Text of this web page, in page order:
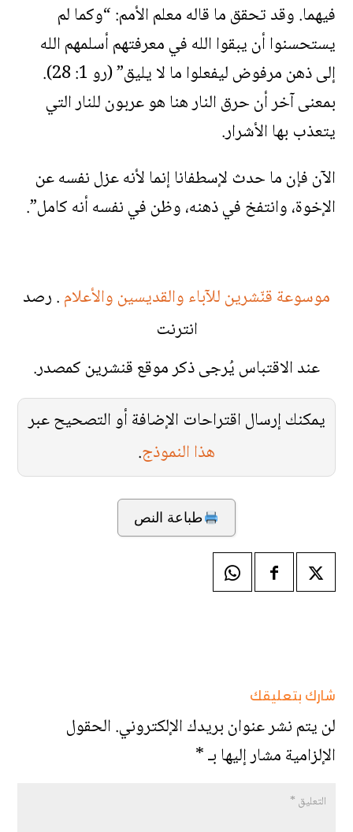
فيهما. وقد تحقق ما قاله معلم الأمم: “وكما لم
يستحسنوا أن يبقوا الله في معرفتهم أسلمهم الله
إلى ذهن مرفوض ليفعلوا ما لا يليق” (رو 1: 28).
بمعنى آخر أن حرق النار هنا هو عربون للنار التي
يتعذب بها الأشرار.
الآن فإن ما حدث لإسطفانا إنما لأنه عزل نفسه عن
الإخوة، وانتفخ في ذهنه، وظن في نفسه أنه كامل”.
موسوعة قنّشرين للآباء والقديسين والأعلام. رصد
انترنت
عند الاقتباس يُرجى ذكر موقع قنشرين كمصدر.
يمكنك إرسال اقتراحات الإضافة أو التصحيح عبر
هذا النموذج.
طباعة النص
شارك بتعليقك
لن يتم نشر عنوان بريدك الإلكتروني.الحقول
الإلزامية مشار إليها بـ*